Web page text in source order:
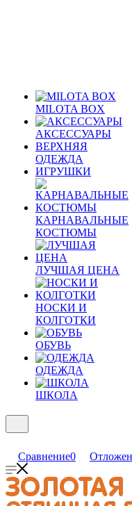
MILOTA BOX
АКСЕССУАРЫ
ВЕРХНЯЯ
ОДЕЖДА
ИГРУШКИ
КАРНАВАЛЬНЫЕ
КОСТЮМЫ
ЛУЧШАЯ ЦЕНА
НОСКИ И
КОЛГОТКИ
ОБУВЬ
ОДЕЖДА
ШКОЛА
Сравнение0